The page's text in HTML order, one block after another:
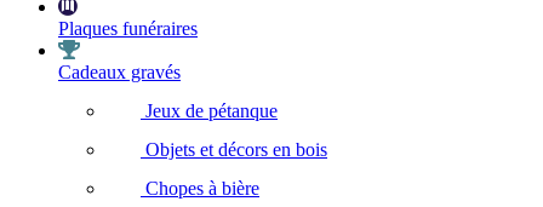
Plaques funéraires
Cadeaux gravés
Jeux de pétanque
Objets et décors en bois
Chopes à bière